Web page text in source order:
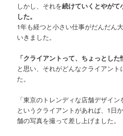
しかし、それを続けていくとやがて
した。
1年も経つと小さい仕事がだんだん
いきました。
「クライアントって、ちょっとし
と思い、それがどんなクライアン
た。
「東京のトレンディな店舗デザイン
というクライアントがあれば、1日
舗の写真を撮って差し上げました。